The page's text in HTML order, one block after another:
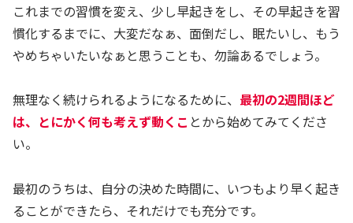
これまでの習慣を変え、少し早起きをし、その早起きを習
慣化するまでに、大変だなぁ、面倒だし、眠たいし、もう
やめちゃいたいなぁと思うことも、勿論あるでしょう。
無理なく続けられるようになるために、 最初の2週間ほど
は、とにかく何も考えず動くこ とから始めてみてくださ
い。
最初のうちは、自分の決めた時間に、いつもより早く起き
ることができたら、それだけでも充分です。